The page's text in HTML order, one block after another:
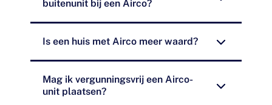
buitenunit bij een Airco?
Is een huis met Airco meer waard?
Mag ik vergunningsvrij een Airco-
unit plaatsen?